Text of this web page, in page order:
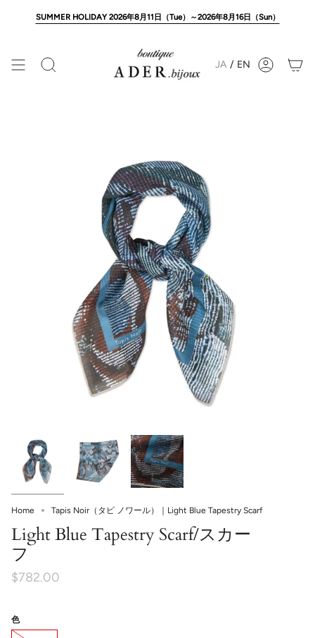
SUMMER HOLIDAY 2026年8月11日（Tue）～2026年8月16日（Sun）
Search JA / EN Account
Home Tapis Noir（タピ ノワール）｜Light Blue Tapestry Scarf
Light Blue Tapestry Scarf/スカー
フ
$782.00
色